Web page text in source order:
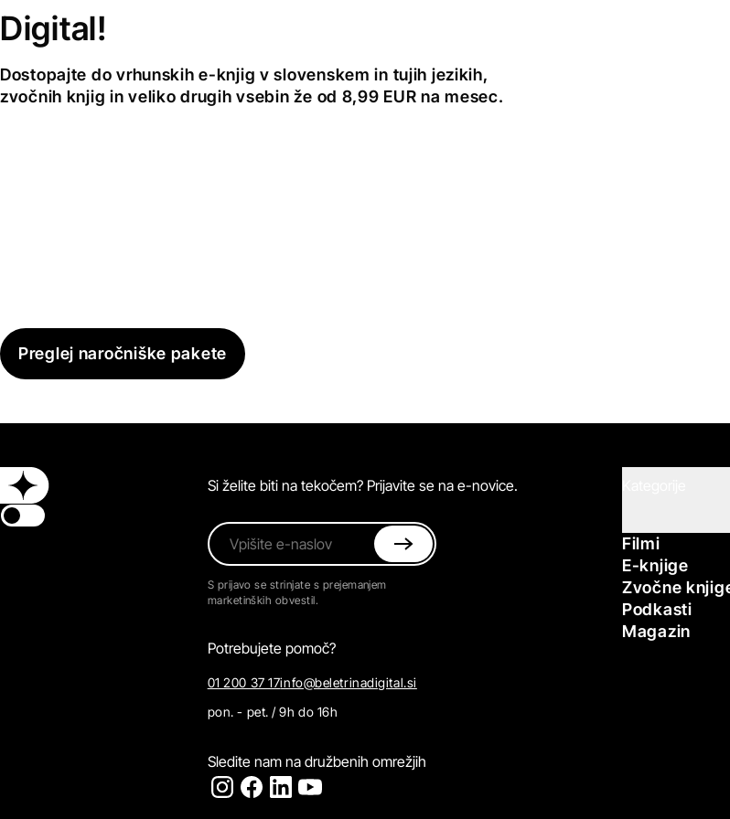
Digital!
Dostopajte do vrhunskih e-knjig v slovenskem in tujih jezikih,
zvočnih knjig in veliko drugih vsebin že od 8,99 EUR na mesec.
Preglej naročniške pakete
Switch theme
Filmi
E-knjige
Zvočne
Podkasti
Magazin
Si želite biti na tekočem? Prijavite se na e-novice.
Vpišite e-naslov
S prijavo se strinjate s prejemanjem
marketinških obvestil.
Potrebujete pomoč?
01 200 37 17info@beletrinadigital.si
pon. - pet. / 9h do 16h
Sledite nam na družbenih omrežjih